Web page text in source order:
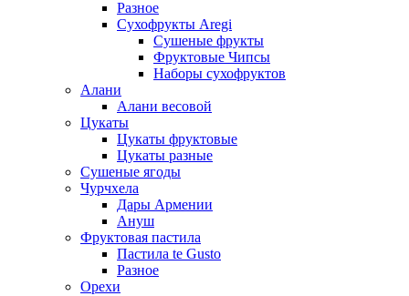
Разное
Сухофрукты Aregi
Сушеные фрукты
Фруктовые Чипсы
Наборы сухофруктов
Алани
Алани весовой
Цукаты
Цукаты фруктовые
Цукаты разные
Сушеные ягоды
Чурчхела
Дары Армении
Ануш
Фруктовая пастила
Пастила te Gusto
Разное
Орехи